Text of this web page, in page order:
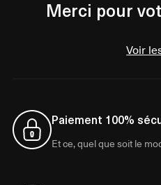
Merci pour
Voir
Paiement 100%
Et ce, quel que soit le